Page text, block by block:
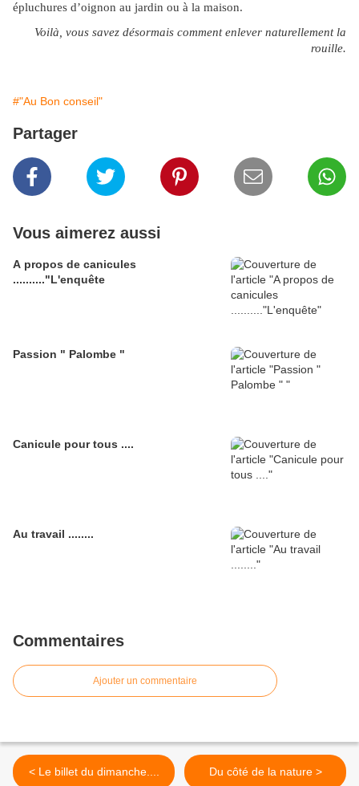
épluchures d’oignon au jardin ou à la maison.
Voilà, vous savez désormais comment enlever naturellement la
rouille.
#"Au Bon conseil"
Partager
Vous aimerez aussi
A propos de canicules
.........."L'enquête
Passion " Palombe "
Canicule pour tous ....
Au travail ........
Commentaires
Ajouter un commentaire
< Le billet du dimanche.... Du côté de la nature >